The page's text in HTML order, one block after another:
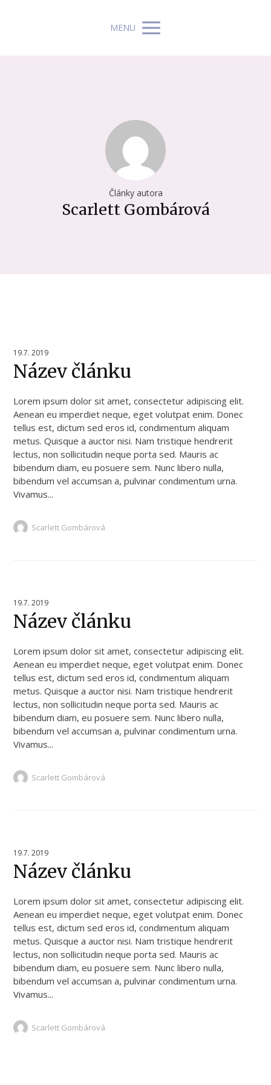
MENU
Články autora
Scarlett Gombárová
19.7. 2019
Název článku
Lorem ipsum dolor sit amet, consectetur adipiscing elit.
Aenean eu imperdiet neque, eget volutpat enim. Donec
tellus est, dictum sed eros id, condimentum aliquam
metus. Quisque a auctor nisi. Nam tristique hendrerit
lectus, non sollicitudin neque porta sed. Mauris ac
bibendum diam, eu posuere sem. Nunc libero nulla,
bibendum vel accumsan a, pulvinar condimentum urna.
Vivamus...
Scarlett Gombárová
19.7. 2019
Název článku
Lorem ipsum dolor sit amet, consectetur adipiscing elit.
Aenean eu imperdiet neque, eget volutpat enim. Donec
tellus est, dictum sed eros id, condimentum aliquam
metus. Quisque a auctor nisi. Nam tristique hendrerit
lectus, non sollicitudin neque porta sed. Mauris ac
bibendum diam, eu posuere sem. Nunc libero nulla,
bibendum vel accumsan a, pulvinar condimentum urna.
Vivamus...
Scarlett Gombárová
19.7. 2019
Název článku
Lorem ipsum dolor sit amet, consectetur adipiscing elit.
Aenean eu imperdiet neque, eget volutpat enim. Donec
tellus est, dictum sed eros id, condimentum aliquam
metus. Quisque a auctor nisi. Nam tristique hendrerit
lectus, non sollicitudin neque porta sed. Mauris ac
bibendum diam, eu posuere sem. Nunc libero nulla,
bibendum vel accumsan a, pulvinar condimentum urna.
Vivamus...
Scarlett Gombárová